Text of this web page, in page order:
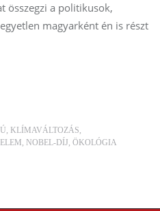
összegzi a politikusok,
magyarként én is részt
KLÍMAVÁLTOZÁS
NOBEL-DÍJ ÖKOLÓGIA